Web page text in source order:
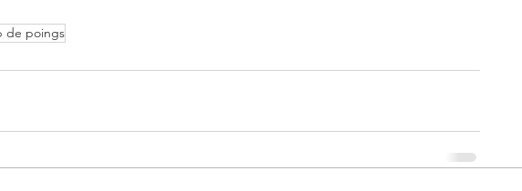
de poings